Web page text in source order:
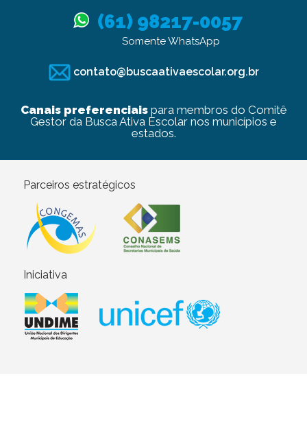
(61) 98217-0057
Somente WhatsApp
contato@buscaativaescolar.org.br
Canais preferenciaispara membros do Comitê
Gestor da Busca Ativa Escolar nos municípios e
estados.
Parceiros estratégicos
Iniciativa